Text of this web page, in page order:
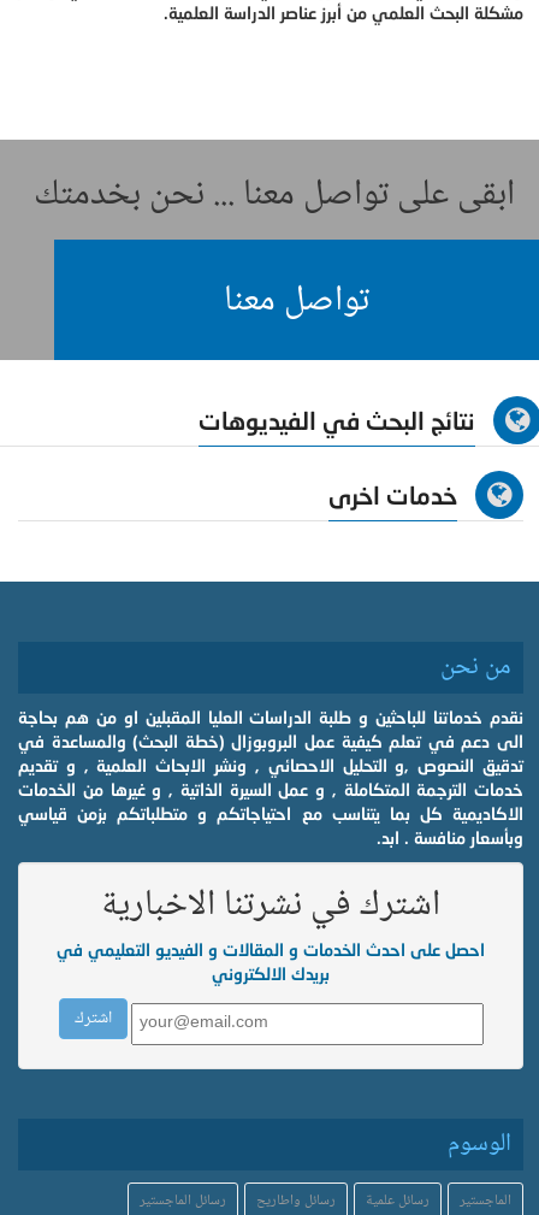
مشكلة البحث العلمي من أبرز عناصر الدراسة العلمية.
ابقى على تواصل معنا ... نحن بخدمتك
تواصل معنا
نتائج البحث في الفيديوهات
خدمات اخرى
من نحن
نقدم خدماتنا للباحثين و طلبة الدراسات العليا المقبلين او من هم بحاجة
الى دعم في تعلم كيفية عمل البروبوزال (خطة البحث) والمساعدة في
تدقيق النصوص ,و التحليل الاحصائي , ونشر الابحاث العلمية , و تقديم
خدمات الترجمة المتكاملة , و عمل السيرة الذاتية , و غيرها من الخدمات
الاكاديمية كل بما يتناسب مع احتياجاتكم و متطلباتكم بزمن قياسي
وبأسعار منافسة . ابد.
اشترك في نشرتنا الاخبارية
احصل على احدث الخدمات و المقالات و الفيديو التعليمي في
بريدك الالكتروني
الوسوم
الماجستير رسائل علمية رسائل واطاريح رسائل الماجستير